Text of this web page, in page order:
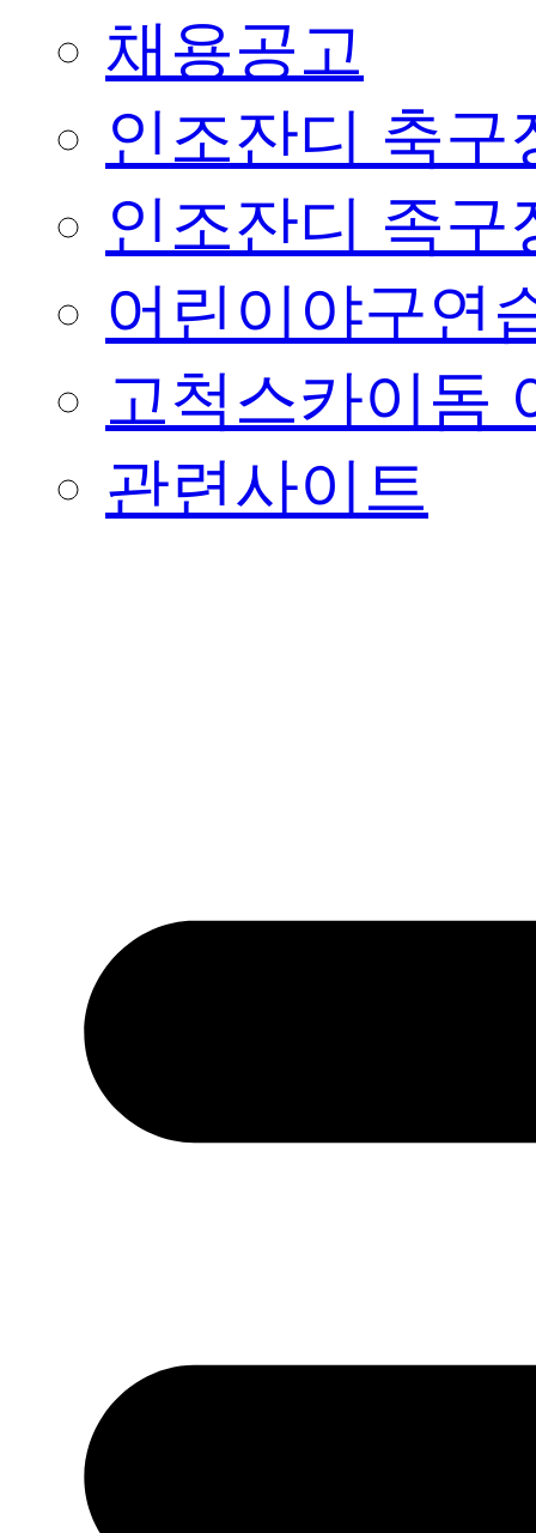
채용공고
인조잔디 축구
인조잔디 족구
어린이야구연
고척스카이돔
관련사이트